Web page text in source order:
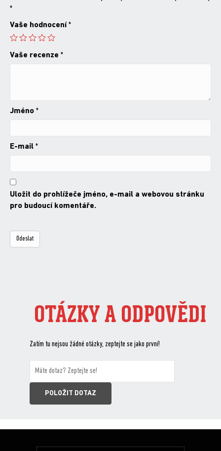
*
Vaše hodnocení *
Vaše recenze *
Jméno *
E-mail *
Uložit do prohlížeče jméno, e-mail a webovou stránku
pro budoucí komentáře.
OTÁZKY A ODPOVĚDI
Zatím tu nejsou žádné otázky, zeptejte se jako první!